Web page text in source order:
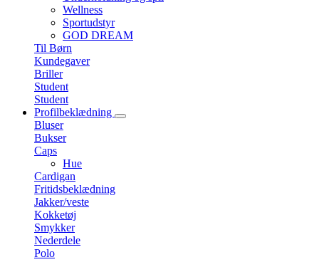
Wellness
Sportudstyr
GOD DREAM
Til Børn
Kundegaver
Briller
Student
Student
Profilbeklædning
Bluser
Bukser
Caps
Hue
Cardigan
Fritidsbeklædning
Jakker/veste
Kokketøj
Smykker
Nederdele
Polo